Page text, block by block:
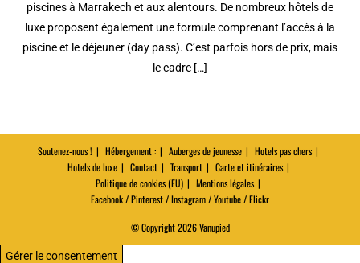
piscines à Marrakech et aux alentours. De nombreux hôtels de
luxe proposent également une formule comprenant l’accès à la
piscine et le déjeuner (day pass). C’est parfois hors de prix, mais
le cadre […]
Soutenez-nous ! Hébergement : Auberges de jeunesse
Hotels pas chers
Hotels de luxe
Contact Transport
Carte et itinéraires
Politique de cookies (EU)
Mentions légales
Facebook / Pinterest / Instagram / Youtube / Flickr
© Copyright 2026 Vanupied
Gérer le consentement